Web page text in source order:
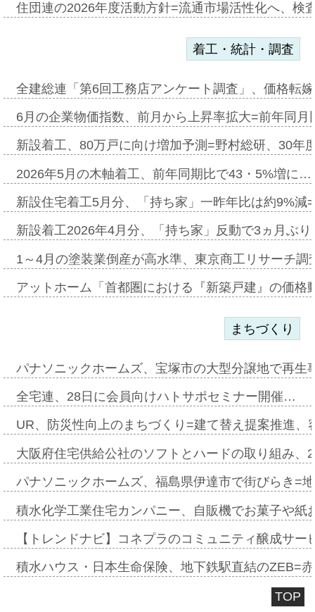
住団連の2026年度活動方針=流通市場活性化へ、検
着工・統計・調査
全建総連「第6回工務店アンケート調査」、価格転
6月の企業物価指数、前月から上昇率拡大=前年同
新設着工、80万戸に向け増加予測=野村総研、30年
2026年5月の木軸着工、前年同期比で43・5%増に…
新設住宅着工5月分、「持ち家」一昨年比は約9%
新設着工2026年4月分、「持ち家」反動で3ヵ月ぶ
1～4月の塗装業倒産が高水準、東京商工リサーチ
アットホーム「首都圏における『新築戸建』の価
まちづくり
パナソニックホームズ、宝塚市の大型分譲地で再
全宅連、28日に会員向けハトサポセミナー開催…
UR、防災性向上のまちづくり=建て替え提案推進
大阪府住宅供給公社のソフトとハードの取り組み
パナソニックホームズ、福島県伊達市で街びらき=
積水化学工業住宅カンパニー、自販機でお菓子や
【トレンドナビ】コネプラのコミュニティ醸成サ
積水ハウス・日本生命保険、地下鉄駅直結のZEB=
TOP